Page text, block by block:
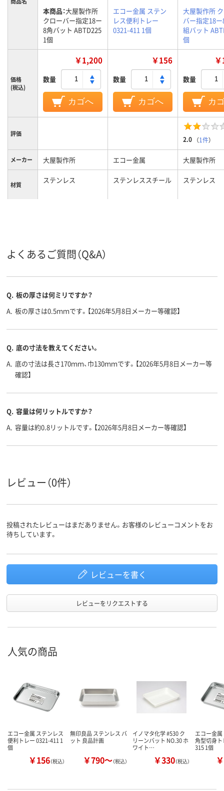
本商品：大屋製作所
クローバー指定18ー
8角バット ABTD225
1個
エコー金属 ステン
レス便利トレー
0321-411 1個
大屋製作所
バー指定18
組バット
個
価格
(税込)
￥1,200
数量
カゴへ
￥156
数量
カゴへ
数量
カ
評価
2.0 （1件）
メーカー 大屋製作所 エコー金属 大屋製作所
材質 ステンレス ステンレススチール ステンレス
よくあるご質問（Q&A）
Q. 板の厚さは何ミリですか？
A. 板の厚さは0.5ｍｍです。【2026年5月8日メーカー等確認】
Q. 底の寸法を教えてください。
A. 底の寸法は長さ170ｍｍ、巾130ｍｍです。【2026年5月8日メーカー等
確認】
Q. 容量は何リットルですか？
A. 容量は約0.8リットルです。【2026年5月8日メーカー等確認】
レビュー（0件）
投稿されたレビューはまだありません。お客様のレビューコメントをお
待ちしています。
レビューを書く
レビューをリクエストする
人気の商品
エコー金属 ステンレス
便利トレー 0321-411 1
個
￥156（税込）
無印良品 ステンレス バ
ット 良品計画
￥790～（税込）
イノマタ化学 #530 ク
リーンバット NO.30 ホ
ワイト…
￥330（税込）
エコー金
角型切身ト
315 1個